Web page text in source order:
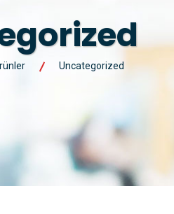
Uncategorized